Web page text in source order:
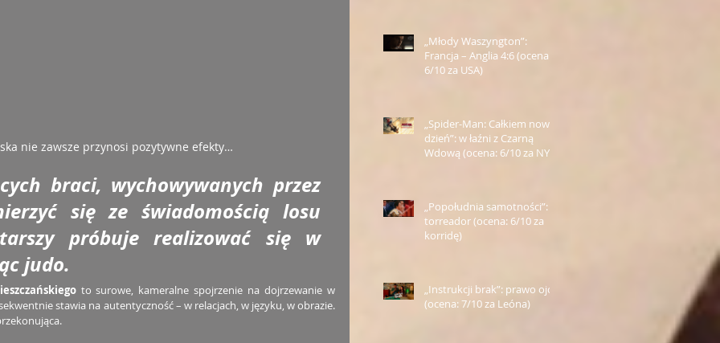
nie zawsze przynosi pozytywne efekty…
braci, wychowywanych przez
się ze świadomością losu
próbuje realizować się w
judo.
to surowe, kameralne spojrzenie na dojrzewanie w
stawia na autentyczność – w relacjach, w języku, w obrazie.
„Młody Waszyngton”:
Francja – Anglia 4:6 (ocena:
6/10 za USA)
„Spider-Man: Całkiem nowy
dzień”: w łaźni z Czarną
Wdową (ocena: 6/10 za NY)
„Popołudnia samotności”:
torreador (ocena: 6/10 za
korridę)
„Instrukcji brak”: prawo ojca
(ocena: 7/10 za Leóna)